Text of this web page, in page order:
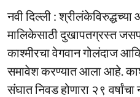
नवी दिल्ली : श्रीलंकेविरुद्धच्या
मालिकेसाठी दुखापतग्रस्त
काश्मीरचा वेगवान गोलंदाज
समावेश करण्यात आला आहे.
संघात निवड होणारा २९